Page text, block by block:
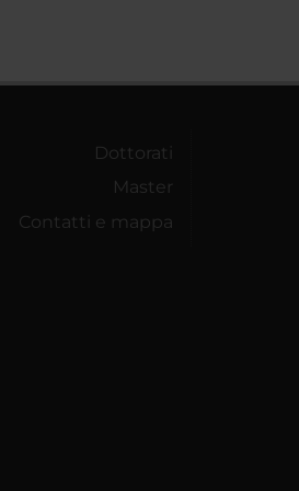
Dottorati
Master
Contatti e mappa